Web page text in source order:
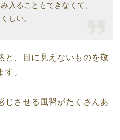
入ることもできなくて、
しい。
と、目に見えないものを敬
。
じさせる風習がたくさんあ